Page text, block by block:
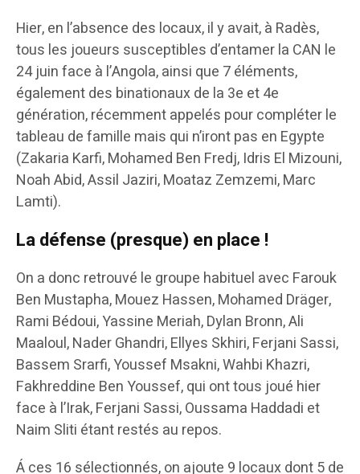
Hier, en l’absence des locaux, il y avait, à Radès,
tous les joueurs susceptibles d’entamer la CAN le
24 juin face à l’Angola, ainsi que 7 éléments,
également des binationaux de la 3e et 4e
génération, récemment appelés pour compléter le
tableau de famille mais qui n’iront pas en Egypte
(Zakaria Karfi, Mohamed Ben Fredj, Idris El Mizouni,
Noah Abid, Assil Jaziri, Moataz Zemzemi, Marc
Lamti).
La défense (presque) en place !
On a donc retrouvé le groupe habituel avec Farouk
Ben Mustapha, Mouez Hassen, Mohamed Dräger,
Rami Bédoui, Yassine Meriah, Dylan Bronn, Ali
Maaloul, Nader Ghandri, Ellyes Skhiri, Ferjani Sassi,
Bassem Srarfi, Youssef Msakni, Wahbi Khazri,
Fakhreddine Ben Youssef, qui ont tous joué hier
face à l’Irak, Ferjani Sassi, Oussama Haddadi et
Naim Sliti étant restés au repos.
Á ces 16 sélectionnés, on ajoute 9 locaux dont 5 de